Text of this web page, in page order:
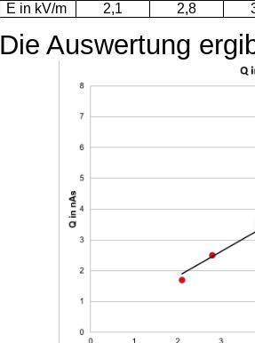
E in kV/m
2,1 2,8
Die Auswertung